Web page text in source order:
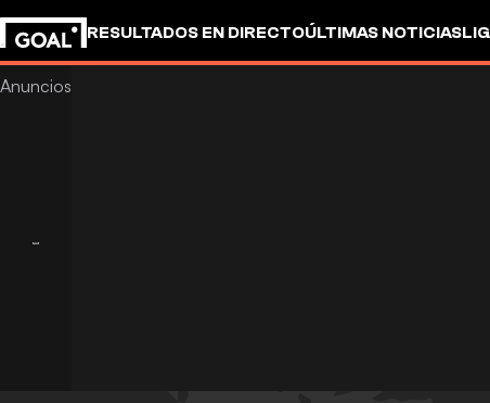
RESULTADOS EN DIRECTOÚLTIMAS NOTICIAS